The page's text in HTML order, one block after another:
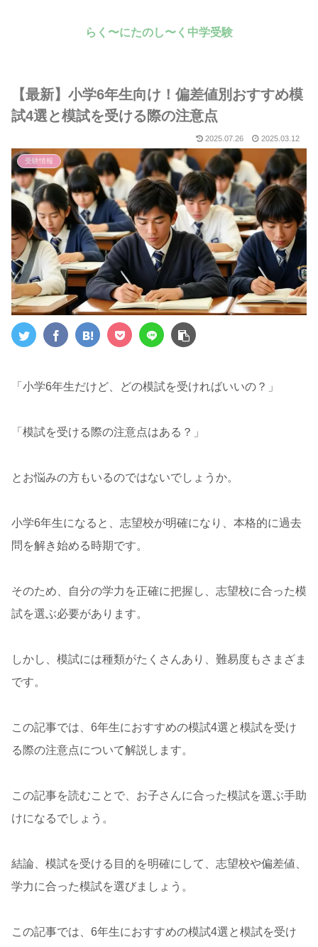
らく〜にたのし〜く中学受験
【最新】小学6年生向け！偏差値別おすすめ模
試4選と模試を受ける際の注意点
2025.07.26 2025.03.12
受験情報
「小学6年生だけど、どの模試を受ければいいの？」
「模試を受ける際の注意点はある？」
とお悩みの方もいるのではないでしょうか。
小学6年生になると、志望校が明確になり、本格的に過去
問を解き始める時期です。
そのため、自分の学力を正確に把握し、志望校に合った模
試を選ぶ必要があります。
しかし、模試には種類がたくさんあり、難易度もさまざま
です。
この記事では、6年生におすすめの模試4選と模試を受け
る際の注意点について解説します。
この記事を読むことで、お子さんに合った模試を選ぶ手助
けになるでしょう。
結論、模試を受ける目的を明確にして、志望校や偏差値、
学力に合った模試を選びましょう。
この記事では、6年生におすすめの模試4選と模試を受け